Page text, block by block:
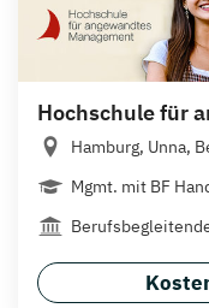
Hochschule für
Hamburg, Unna,
Mgmt. mit BF